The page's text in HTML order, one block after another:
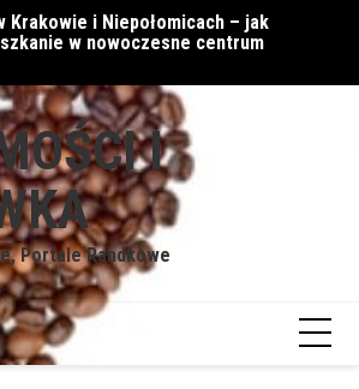
Krakowie i Niepołomicach – jak
w nowoczesne centrum
walut
I
Portale Randkowe